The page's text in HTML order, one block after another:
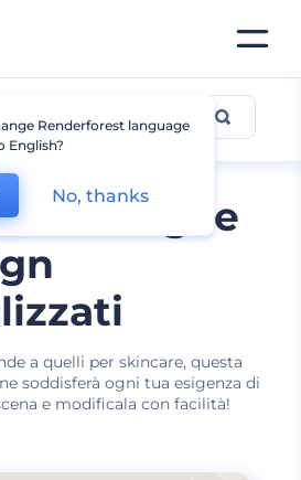
di bottiglie
a quelli per skincare, questa
soddisferà ogni tua esigenza di
e modificala con facilità!
Renderforest language
English?
No, thanks